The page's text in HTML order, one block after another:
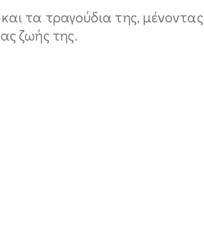
τα τραγούδια της, μένοντας
ζωής της.